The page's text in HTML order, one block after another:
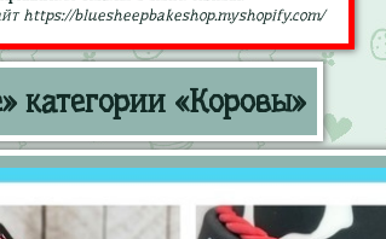
https://bluesheepbakeshop.myshopify.com/
категории «Коровы»